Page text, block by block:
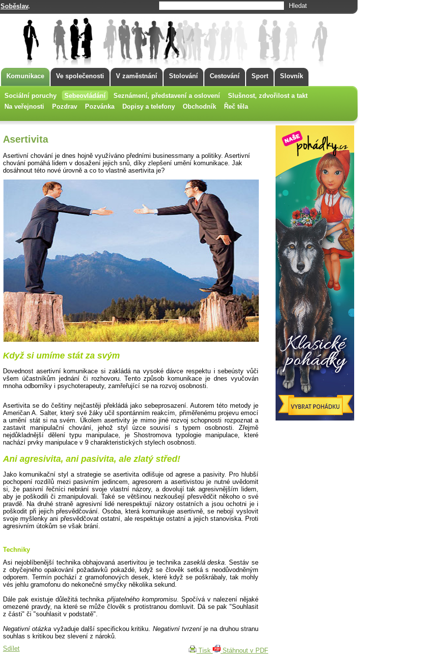
Soběslav.
Komunikace Ve společenosti V zaměstnání Stolování Cestování Sport Slovník
Sociální poruchy Sebeovládání Seznámení, představení a oslovení
Slušnost, zdvořilost a takt
Na veřejnosti
Pozdrav Pozvánka Dopisy a telefony Obchodník
Řeč těla
Asertivita
Asertivní chování je dnes hojně využíváno předními businessmany a politiky. Asertivní
chování pomáhá lidem v dosažení jejich snů, díky zlepšení umění komunikace. Jak
dosáhnout této nové úrovně a co to vlastně asertivita je?
Když si umíme stát za svým
Dovednost asertivní komunikace si zakládá na vysoké dávce respektu i sebeústy vůči
všem účastníkům jednání či rozhovoru. Tento způsob komunikace je dnes vyučován
mnoha odborníky i psychoterapeuty, zamřeřující se na rozvoj osobnosti.
Asertivita se do češtiny nejčastěji překládá jako sebeprosazení. Autorem této metody je
Američan A. Salter, který své žáky učil spontánním reakcím, přiměřenému projevu emocí
a umění stát si na svém. Úkolem asertivity je mimo jiné rozvoj schopnosti rozpoznat a
zastavit manipulační chování, jehož styl úzce souvisí s typem osobnosti. Zřejmě
nejdůkladnější dělení typu manipulace, je Shostromova typologie manipulace, které
nachází prvky manipulace v 9 charakteristických stylech osobnosti.
Ani agresivita, ani pasivita, ale zlatý střed!
Jako komunikační styl a strategie se asertivita odlišuje od agrese a pasivity. Pro hlubší
pochopení rozdílů mezi pasivním jedincem, agresorem a asertivistou je nutné uvědomit
si, že pasivní řečníci nebrání svoje vlastní názory, a dovolují tak agresivnějším lidem,
aby je poškodili či zmanipulovali. Také se většinou nezkoušejí přesvědčit někoho o své
pravdě. Na druhé straně agresivní lidé nerespektují názory ostatních a jsou ochotni je i
poškodit při jejich přesvědčování. Osoba, která komunikuje asertivně, se nebojí vyslovit
svoje myšlenky ani přesvědčovat ostatní, ale respektuje ostatní a jejich stanoviska. Proti
agresivním útokům se však brání.
Techniky
Asi nejoblíbenější technika obhajovaná asertivitou je technika zaseklá deska . Sestáv se
z obyčejného opakování požadavků pokaždé, když se člověk setká s neodůvodněným
odporem. Termín pochází z gramofonových desek, které když se poškrábaly, tak mohly
vés jehlu gramofonu do nekonečné smyčky několika sekund.
Dále pak existuje důležitá technika přijatelného kompromisu. Spočívá v nalezení nějaké
omezené pravdy, na které se může člověk s protistranou domluvit. Dá se pak "Souhlasit
z části" či "souhlasit v podstatě".
Negativní otázka vyžaduje další specifickou kritiku. Negativní tvrzeníje na druhou stranu
souhlas s kritikou bez slevení z nároků.
Sdílet
Tisk Stáhnout v PDF